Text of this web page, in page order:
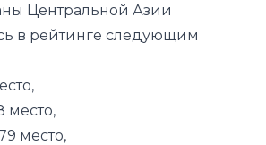
Центральной Азии
в рейтинге следующим
место,
место,